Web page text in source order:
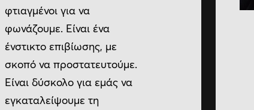
φτιαγμένοι για να
φωνάζουμε. Είναι ένα
ένστικτο επιβίωσης, με
σκοπό να προστατευτούμε.
Είναι δύσκολο για εμάς να
εγκαταλείψουμε τη